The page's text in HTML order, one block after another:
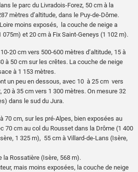
le parc du Livradois-Forez, 50 cm à la
mètres d’altitude, dans le Puy-de-Dôme.
moins exposés, la couche de neige a
et 20 cm à Fix Saint-Geneys (1 102 m).
20 cm vers 500-600 mètres d’altitude, 15 à
à 50 cm sur les crêtes. La couche de neige
à 1 153 mètres.
un peu en dessous, avec 10 à 25 cm vers
à 35 cm vers 1 300 mètres. On mesure 32
dans le sud du Jura.
70 cm, sur les pré-Alpes, bien exposées au
70 cm au col du Rousset dans la Drôme (1 400
1 325 m), 55 cm à Villard-de-Lans (Isère,
la Rossatière (Isère, 568 m).
mais moins exposées, la couche de neige